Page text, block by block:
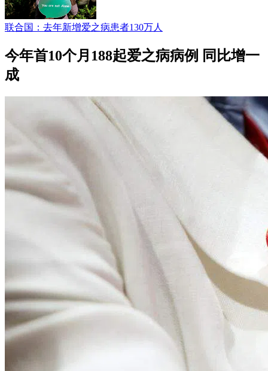
联合国：去年新增爱之病患者130万人
今年首10个月188起爱之病病例 同比增一
成